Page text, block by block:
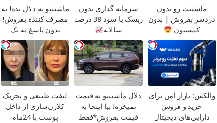
ماشینت رو بدون
دردسر بفروش | بدون
کمسیون
سرمایه گذاری بدون
ریسک با سود 38 درصد
سالانه
ماشینتو به دلال نده! به
مصرف کننده بفروش!
بدون پاسخ به یک
تماس
والکس: بازار امن برای
خرید و فروش
دارایی‌های دیجیتال
دلال ماشینتو به قیمت
نمیخره! بیا اینجا به
قیمت بفروش*فقط
لیفت طبیعی و تحریک
کلاژن‌سازی از داخل
پوست با 24ماه